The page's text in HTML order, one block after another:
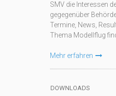
SMV die Interessen
gegegenüber
Termine, News,
Thema Modellflug
Mehr erfahren
DOWNLOADS